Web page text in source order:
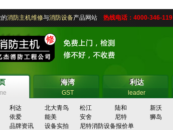
消防主机维修与消防设备产品网站 热线电话：4000-346-119
海湾 利达
海湾
GST
利达
leader
利达 北大青鸟 松江 陆和 新沃
依爱 能美 安舍 尼特 狮岛
品牌资讯 设备实拍 尼特消防设备报价单